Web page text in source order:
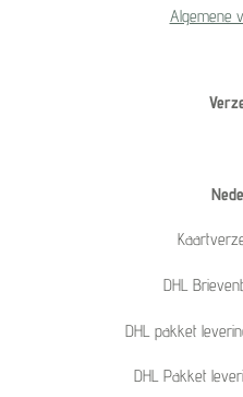
Algemene
DHL
DHL pakket
DHL Pakket